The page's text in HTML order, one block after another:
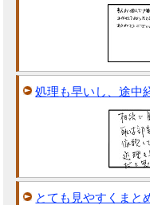
処理も早いし、途中
とても見やすくまと